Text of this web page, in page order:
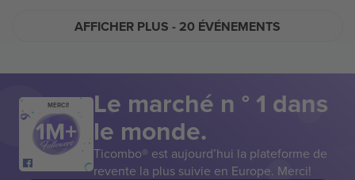
AFFICHER PLUS - 20 ÉVÉNEMENTS
MERCI! Le marché n ° 1 dans
le monde.
Ticombo® est aujourd’hui la plateforme de
revente la plus suivie en Europe. Merci!